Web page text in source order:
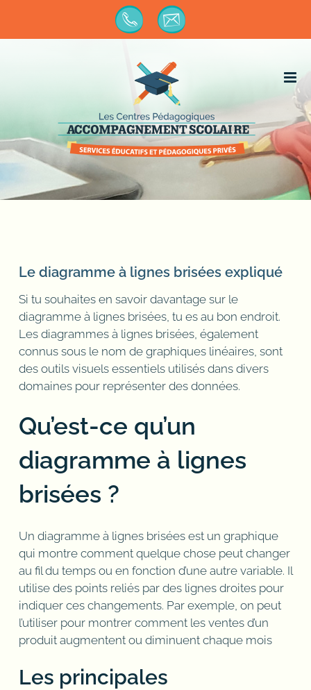
Le diagramme à lignes brisées expliqué
Si tu souhaites en savoir davantage sur le
diagramme à lignes brisées, tu es au bon endroit.
Les diagrammes à lignes brisées, également
connus sous le nom de graphiques linéaires, sont
des outils visuels essentiels utilisés dans divers
domaines pour représenter des données.
Qu’est-ce qu’un
diagramme à lignes
brisées ?
Un diagramme à lignes brisées est un graphique
qui montre comment quelque chose peut changer
au fil du temps ou en fonction d’une autre variable. Il
utilise des points reliés par des lignes droites pour
indiquer ces changements. Par exemple, on peut
l’utiliser pour montrer comment les ventes d’un
produit augmentent ou diminuent chaque mois
Les principales